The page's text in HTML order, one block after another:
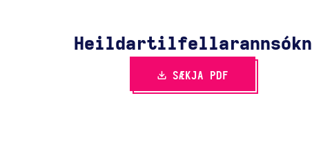
Heildartilfella­rannsókn
SÆKJA PDF